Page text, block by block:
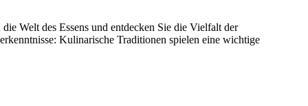
Welt des Essens und entdecken Sie die Vielfalt der
Kulinarische Traditionen spielen eine wichtige